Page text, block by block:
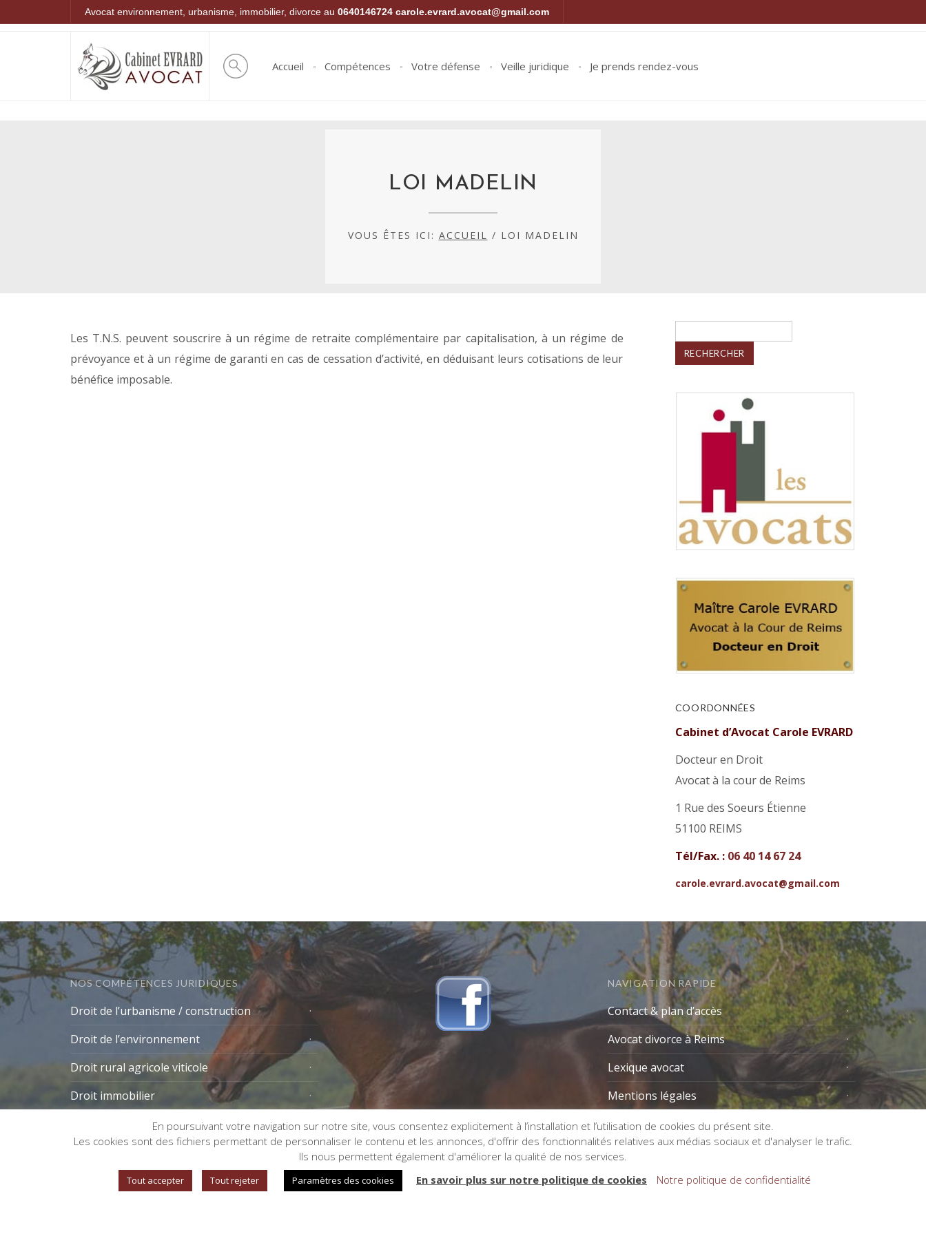
Avocat environnement, urbanisme, immobilier, divorce au 0640146724 carole.evrard.avocat@gmail.com
Accueil Compétences Votre défense Veille juridique Je prends rendez-vous
LOI MADELIN
VOUS ÊTES ICI: ACCUEIL / LOI MADELIN
Les T.N.S. peuvent souscrire à un régime de retraite complémentaire par capitalisation, à un régime de
prévoyance et à un régime de garanti en cas de cessation d’activité, en déduisant leurs cotisations de leur
bénéfice imposable.
COORDONNÉES
Cabinet d’Avocat Carole EVRARD
Docteur en Droit
Avocat à la cour de Reims
1 Rue des Soeurs Étienne
51100 REIMS
Tél/Fax. : 06 40 14 67 24
carole.evrard.avocat@gmail.com
NOS COMPÉTENCES JURIDIQUES
Droit de l’urbanisme / construction
Droit de l’environnement
Droit rural agricole viticole
Droit immobilier
NAVIGATION RAPIDE
Contact & plan d’accès
Avocat divorce à Reims
Lexique avocat
Mentions légales
Gestion des cookies
En poursuivant votre navigation sur notre site, vous consentez explicitement à l’installation et l’utilisation de cookies du présent site.
Les cookies sont des fichiers permettant de personnaliser le contenu et les annonces, d'offrir des fonctionnalités relatives aux médias sociaux et d'analyser le trafic.
Ils nous permettent également d'améliorer la qualité de nos services.
Tout accepter Tout rejeter Paramètres des cookies En savoir plus sur notre politique de cookies Notre politique de confidentialité